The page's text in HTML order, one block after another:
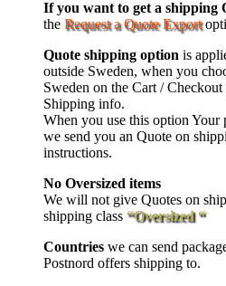
If you want to get a shipping
the Request a Quote Export
Quote shipping option is
outside Sweden, when you
Sweden on the Cart /
Shipping info.
When you use this option
we send you an Quote on
instructions.
No Oversized items
We will not give Quotes on
shipping class “Oversized “
Countries we can send
Postnord offers shipping to.